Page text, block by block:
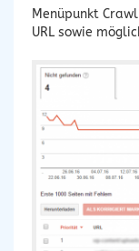
Menüpunkt
URL sowie